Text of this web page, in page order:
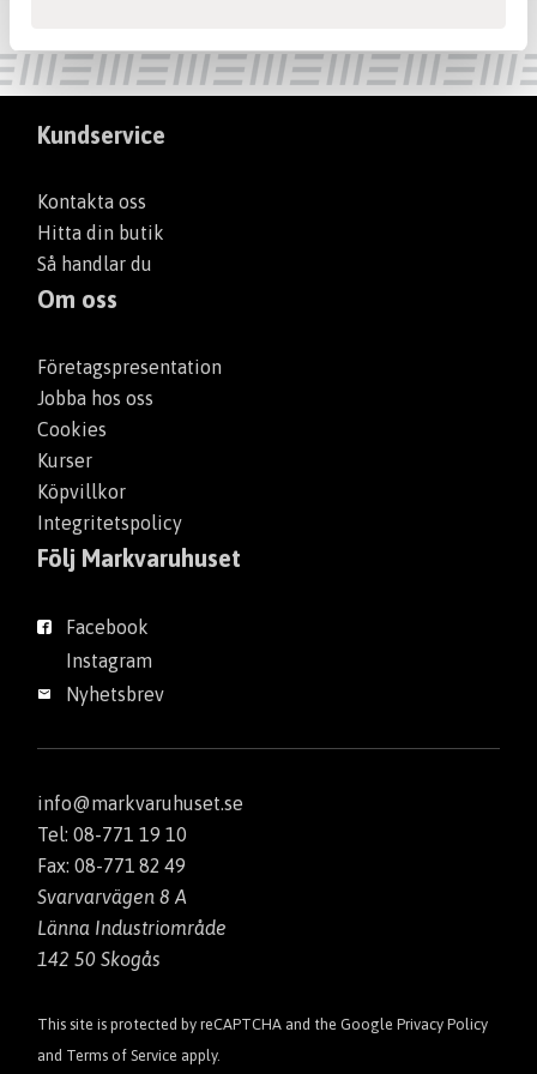
Kundservice
Kontakta oss
Hitta din butik
Så handlar du
Om oss
Företagspresentation
Jobba hos oss
Cookies
Kurser
Köpvillkor
Integritetspolicy
Följ Markvaruhuset
Facebook
Instagram
Nyhetsbrev
info@markvaruhuset.se
Tel: 08-771 19 10
Fax: 08-771 82 49
Svarvarvägen 8 A
Länna Industriområde
142 50 Skogås
This site is protected by reCAPTCHA and the Google Privacy Policy
and Terms of Service apply.